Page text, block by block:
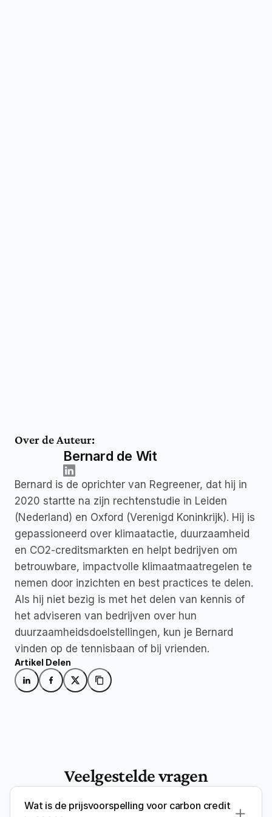
Over de Auteur:
Bernard de Wit
Bernard is de oprichter van Regreener, dat hij in
2020 startte na zijn rechtenstudie in Leiden
(Nederland) en Oxford (Verenigd Koninkrijk). Hij is
gepassioneerd over klimaatactie, duurzaamheid
en CO2-creditsmarkten en helpt bedrijven om
betrouwbare, impactvolle klimaatmaatregelen te
nemen door inzichten en best practices te delen.
Als hij niet bezig is met het delen van kennis of
het adviseren van bedrijven over hun
duurzaamheidsdoelstellingen, kun je Bernard
vinden op de tennisbaan of bij vrienden.
Artikel Delen
Veelgestelde vragen
Wat is de prijsvoorspelling voor carbon credit